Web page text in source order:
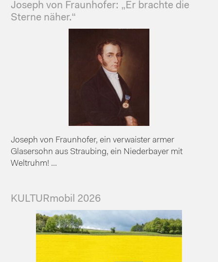
Joseph von Fraunhofer: „Er brachte die
Sterne näher.“
Joseph von Fraunhofer, ein verwaister armer
Glasersohn aus Straubing, ein Niederbayer mit
Weltruhm! ...
KULTURmobil 2026